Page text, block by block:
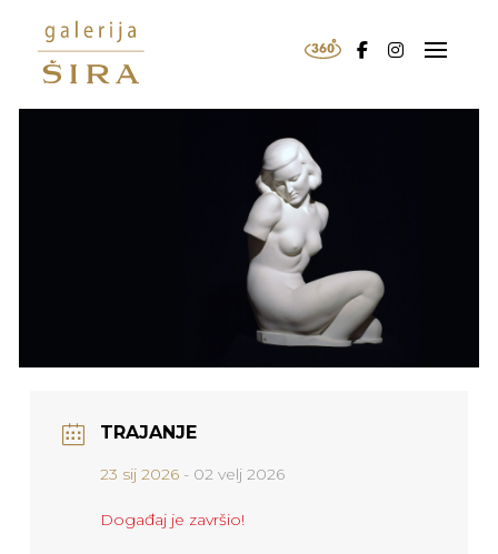
TRAJANJE
23 sij 2026- 02 velj 2026
Događaj je završio!